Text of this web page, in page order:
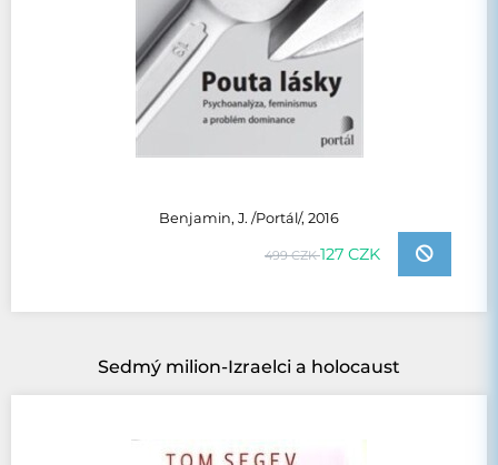
Benjamin, J. /Portál/, 2016
499 CZK127 CZK
Sedmý milion-Izraelci a holocaust